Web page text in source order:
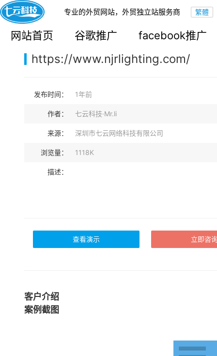
专业的外贸网站，外贸独立站服务商
网站首页 谷歌推广 facebook推广
您的当前位置： 网站首页>案例展示>B2B外贸独立站
https://www.njrlighting.com/
发布时间： 1年前
作者： 七云科技·Mr.li
来源： 深圳市七云网络科技有限公司
浏览量： 1118K
描述：
查看演示 立即咨
客户介绍
案例截图